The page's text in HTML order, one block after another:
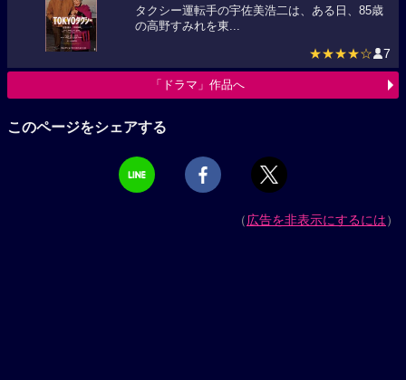
タクシー運転手の宇佐美浩二は、ある日、85歳
の高野すみれを東...
★★★★☆ 7
「ドラマ」作品へ
このページをシェアする
（広告を非表示にするには）